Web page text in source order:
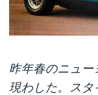
昨年春のニュ
現わした。スタ